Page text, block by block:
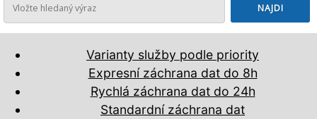
Varianty služby podle priority
Expresní záchrana dat do 8h
Rychlá záchrana dat do 24h
Standardní záchrana dat